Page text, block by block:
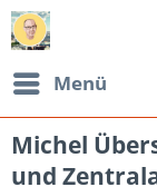
Menü
Michel
und